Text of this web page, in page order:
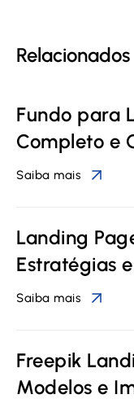
Relacionados
Fundo para
Completo e
Saiba mais
Landing
Estratégias
Saiba mais
Freepik
Modelos e